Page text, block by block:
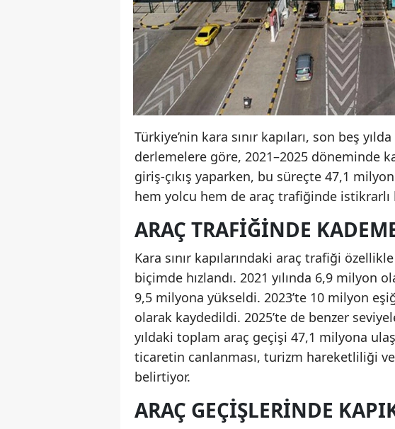
Türkiye’nin kara sınır kapıları, son beş
derlemelere göre, 2021–2025 döneminde
giriş-çıkış yaparken, bu süreçte 47,1 milyon
hem yolcu hem de araç trafiğinde
ARAÇ TRAFIĞINDE
Kara sınır kapılarındaki araç trafiği
biçimde hızlandı. 2021 yılında 6,9 milyon
9,5 milyona yükseldi. 2023’te 10 milyon
olarak kaydedildi. 2025’te de benzer
yıldaki toplam araç geçişi 47,1 milyona
ticaretin canlanması, turizm hareketliliği
belirtiyor.
ARAÇ GEÇIŞLERINDE